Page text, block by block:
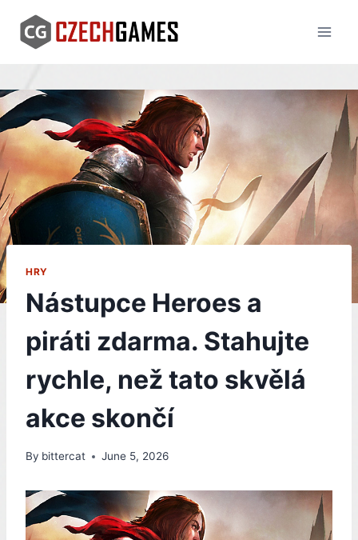
content
HRY
Nástupce Heroes a
piráti zdarma. Stahujte
rychle, než tato skvělá
akce skončí
By bittercat June 5, 2026